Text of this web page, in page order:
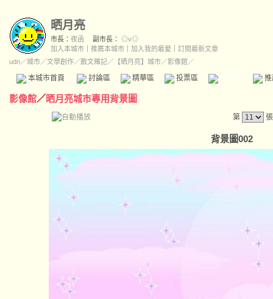
晒月亮
市長： 夜函 副市長： ◎v◎
加入本城市
推薦本城市 加入我的最愛
訂閱最新文章
udn／城市／文學創作／散文雜記／ 【晒月亮】城市／影像館／
本城市首頁 討論區 精華區 投票區 影像館
影像館／晒月亮城市專用背景圖
第
背景圖002